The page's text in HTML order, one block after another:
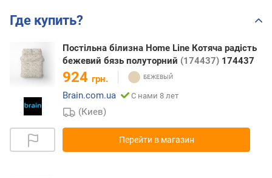
Где купить?
Постільна білизна Home Line Котяча радість
бежевий бязь полуторний (174437) 174437
924 грн.
Brain.com.ua
С нами 8 лет
(Киев)
Перейти в магазин